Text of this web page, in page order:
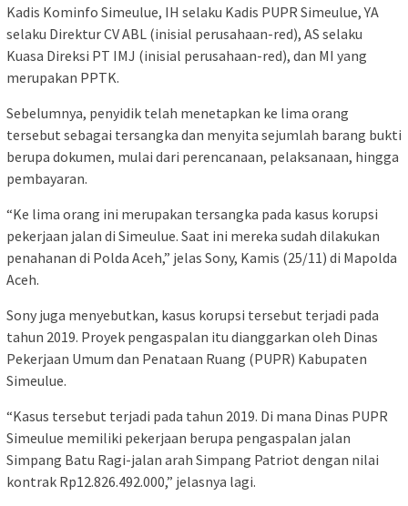
Kadis Kominfo Simeulue, IH selaku Kadis PUPR Simeulue, YA
selaku Direktur CV ABL (inisial perusahaan-red), AS selaku
Kuasa Direksi PT IMJ (inisial perusahaan-red), dan MI yang
merupakan PPTK.
Sebelumnya, penyidik telah menetapkan ke lima orang
tersebut sebagai tersangka dan menyita sejumlah barang bukti
berupa dokumen, mulai dari perencanaan, pelaksanaan, hingga
pembayaran.
“Ke lima orang ini merupakan tersangka pada kasus korupsi
pekerjaan jalan di Simeulue. Saat ini mereka sudah dilakukan
penahanan di Polda Aceh,” jelas Sony, Kamis (25/11) di Mapolda
Aceh.
Sony juga menyebutkan, kasus korupsi tersebut terjadi pada
tahun 2019. Proyek pengaspalan itu dianggarkan oleh Dinas
Pekerjaan Umum dan Penataan Ruang (PUPR) Kabupaten
Simeulue.
“Kasus tersebut terjadi pada tahun 2019. Di mana Dinas PUPR
Simeulue memiliki pekerjaan berupa pengaspalan jalan
Simpang Batu Ragi-jalan arah Simpang Patriot dengan nilai
kontrak Rp12.826.492.000,” jelasnya lagi.